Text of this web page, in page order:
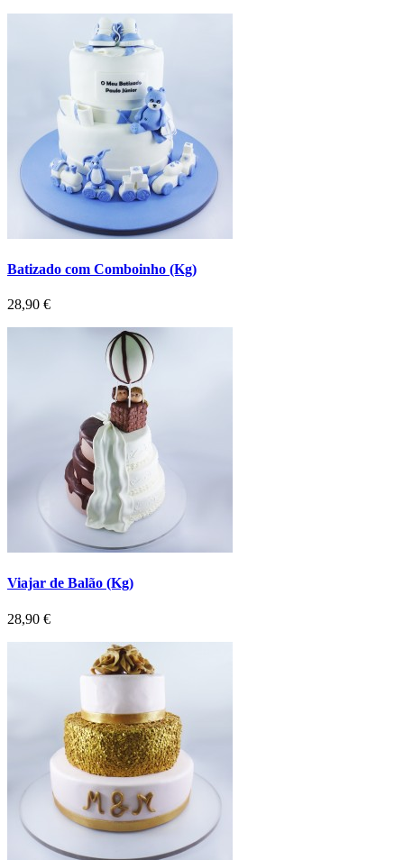
Batizado com Comboinho (Kg)
Preço
28,90 €
Viajar de Balão (Kg)
Preço
28,90 €